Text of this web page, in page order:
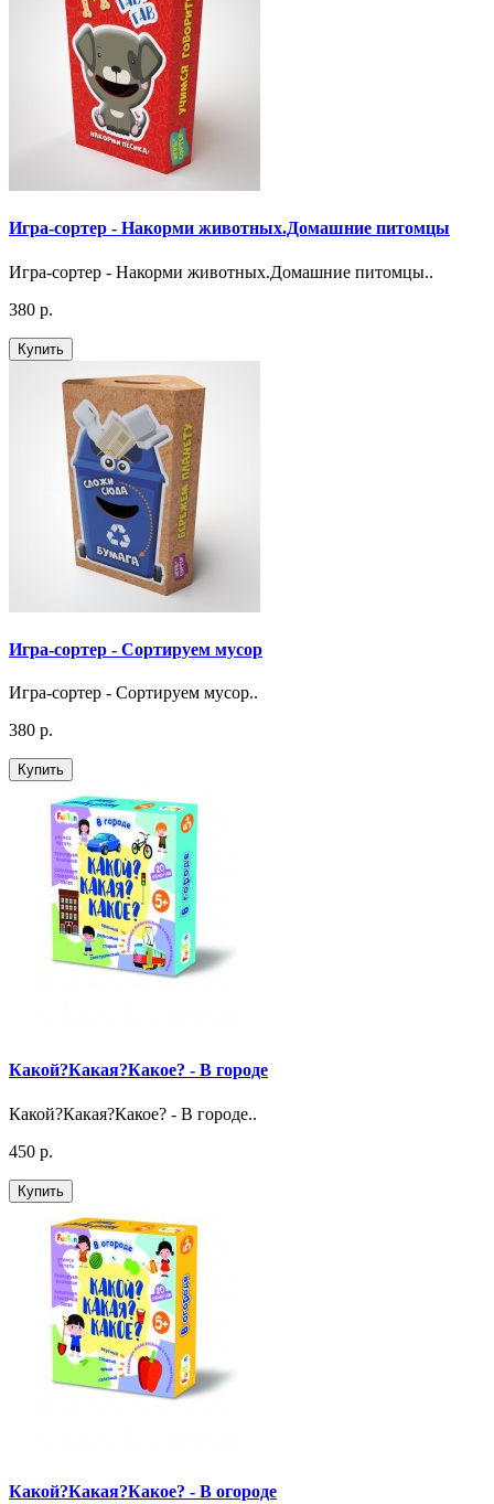
Игра-сортер - Накорми животных.Домашние питомцы
Игра-сортер - Накорми животных.Домашние питомцы..
380 р.
Купить
Игра-сортер - Сортируем мусор
Игра-сортер - Сортируем мусор..
380 р.
Купить
Какой?Какая?Какое? - В городе
Какой?Какая?Какое? - В городе..
450 р.
Купить
Какой?Какая?Какое? - В огороде